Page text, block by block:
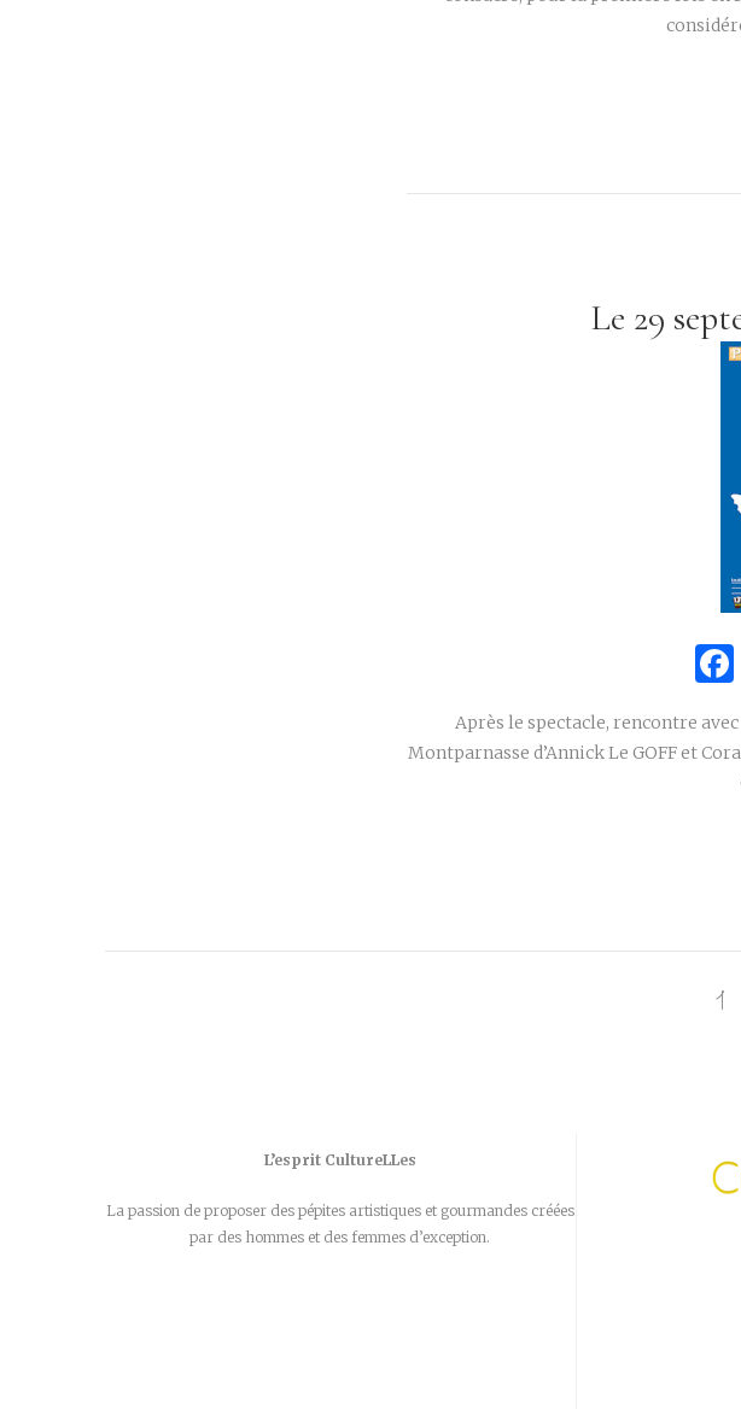
Le 29
Après le spectacle, rencontre
Montparnasse d’Annick Le GOFF et
1
L’esprit CultureLLes
La passion de proposer des pépites artistiques et gourmandes créées
par des hommes et des femmes d’exception.